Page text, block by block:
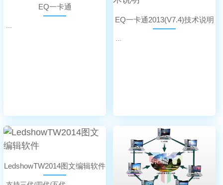
EQ一卡通
EQ一卡通2013(V7.4)技术说明
LedshowTW2014图文编辑软件